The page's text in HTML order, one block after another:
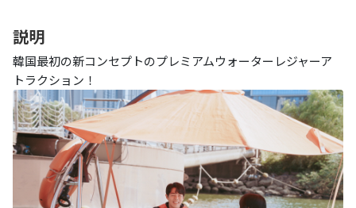
説明
韓国最初の新コンセプトのプレミアムウォーターレジャーア
トラクション！